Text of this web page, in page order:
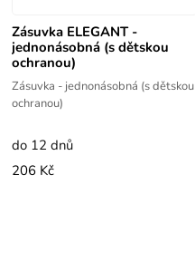
Zásuvka ELEGANT -
jednonásobná (s dětskou
ochranou)
Zásuvka - jednonásobná (s dětskou
ochranou)
do 12 dnů
206 Kč